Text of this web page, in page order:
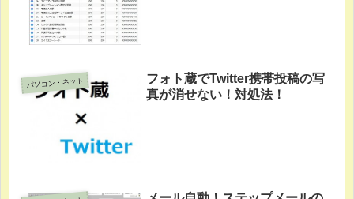
パソコン・ネット
フォト蔵でTwitter携帯投稿の写
真が消せない！対処法！